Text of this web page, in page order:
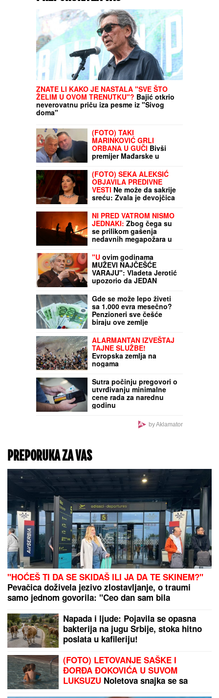
ZNATE LI KAKO JE NASTALA "SVE ŠTO
ŽELIM U OVOM TRENUTKU"? Bajić otkrio
neverovatnu priču iza pesme iz "Sivog
doma"
(FOTO) TAKI
MARINKOVIĆ GRLI
ORBANA U GUČI Bivši
premijer Mađarske u
kafani sa rijaliti
učesnikom, sa njima i
majstor trube
(FOTO) SEKA ALEKSIĆ
OBJAVILA PREDIVNE
VESTI Ne može da sakrije
sreću: Zvala je devojčica
koju je vodila na maturu
NI PRED VATROM NISMO
JEDNAKI: Zbog čega su
se prilikom gašenja
nedavnih megapožara u
Francuskoj žalila
pojedina sela
"U ovim godinama
MUŽEVI NAJČEŠĆE
VARAJU": Vladeta Jerotić
upozorio da JEDAN
SIGNAL žene često
ignorišu - zato brakovi
pucaju
Gde se može lepo živeti
sa 1.000 evra mesečno?
Penzioneri sve češće
biraju ove zemlje
ALARMANTAN IZVEŠTAJ
TAJNE SLUŽBE!
Evropska zemlja na
nogama
Sutra počinju pregovori o
utvrđivanju minimalne
cene rada za narednu
godinu
by Aklamator
PREPORUKA ZA VAS
"HOĆEŠ TI DA SE SKIDAŠ ILI JA DA TE SKINEM?"
Pevačica doživela jezivo zlostavljanje, o traumi
samo jednom govorila: "Ceo dan sam bila
Napada i ljude: Pojavila se opasna
bakterija na jugu Srbije, stoka hitno
poslata u kafileriju!
(FOTO) LETOVANJE SAŠKE I
ĐORĐA ĐOKOVIĆA U SUVOM
LUKSUZU Noletova snajka se sa